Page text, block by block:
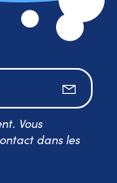
Vous
dans les